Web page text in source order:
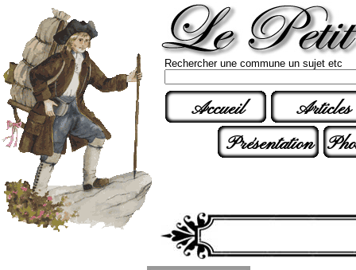
Rechercher une commune un sujet etc
Accueil
Articles
Présentation